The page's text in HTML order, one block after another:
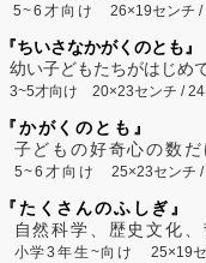
5~6才向け26×19センチ
『ちいさなかがくのとも』
幼い子どもたちがはじめ
3~5才向け 20×23センチ /
『かがくのとも』
子どもの好奇心の数
5~6才向け25×23センチ
『たくさんのふしぎ』
自然科学、歴史文化
小学3年生~向け 25×19